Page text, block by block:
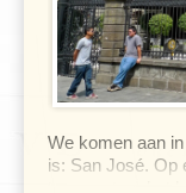
We komen aan
is: San José. Op